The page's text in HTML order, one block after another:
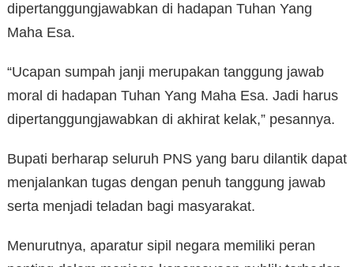
dipertanggungjawabkan di hadapan Tuhan Yang
Maha Esa.
“Ucapan sumpah janji merupakan tanggung jawab
moral di hadapan Tuhan Yang Maha Esa. Jadi harus
dipertanggungjawabkan di akhirat kelak,” pesannya.
Bupati berharap seluruh PNS yang baru dilantik dapat
menjalankan tugas dengan penuh tanggung jawab
serta menjadi teladan bagi masyarakat.
Menurutnya, aparatur sipil negara memiliki peran